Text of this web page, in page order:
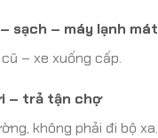
sạch – máy lạnh mát
– xe xuống cấp.
– trả tận chợ
không phải đi bộ xa.